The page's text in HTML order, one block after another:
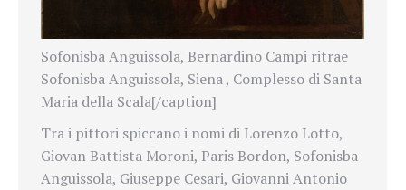
Sofonisba Anguissola, Bernardino Campi ritrae
Sofonisba Anguissola, Siena , Complesso di Santa
Maria della Scala[/caption]
Tra i pittori spiccano i nomi di Lorenzo Lotto,
Giovan Battista Moroni, Paris Bordon, Sofonisba
Anguissola, Giuseppe Cesari, Giovanni Antonio